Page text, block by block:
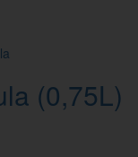
(0,75L)